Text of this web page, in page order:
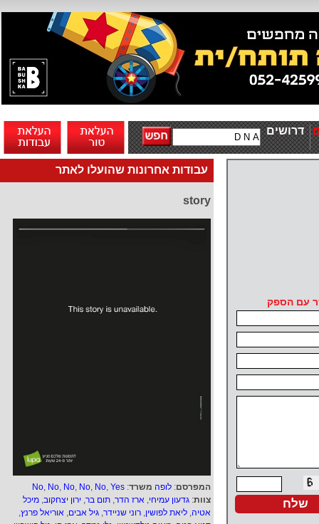
דרושים
עבודות אחרונות שהועלו לאתר
story
המפרסם: לופה משרד:
No, No, No, No, No, Yes
צוות: גדעון עמיחי, ארז הדר, תום בר, ירון יצחקוב, מיכל
אטיה, ליאת לפושין, רוני שניידר, גיל אבים, אוריאל פרנץ,
עם הספק